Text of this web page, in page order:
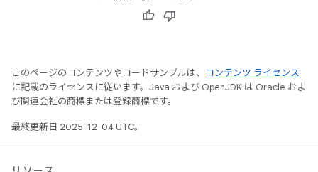
このページのコンテンツやコードサンプルは、
コンテンツ ライセンス
に記載のライセンスに従います。Java および OpenJDK は Oracle およ
び関連会社の商標または登録商標です。
最終更新日 2025-12-04 UTC。